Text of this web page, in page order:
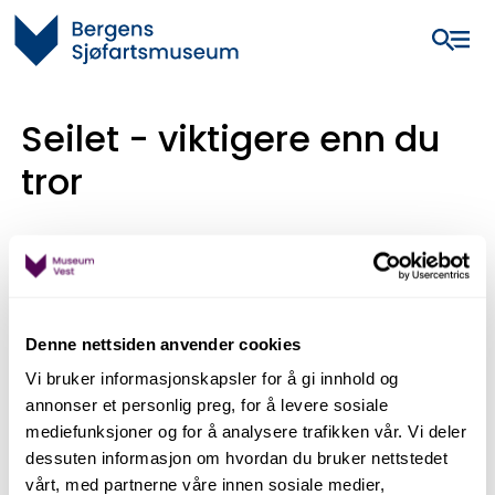
Denne nettsiden anvender cookies
Vi bruker informasjonskapsler for å gi innhold og
annonser et personlig preg, for å levere sosiale
mediefunksjoner og for å analysere trafikken vår. Vi deler
dessuten informasjon om hvordan du bruker nettstedet
vårt, med partnerne våre innen sosiale medier,
Seilet - viktigere enn du
tror
Det er vanskelig å forestille seg vikingtidens sjøreiser
uten de klinkbygde langskip med store og effektive
teknologisk utvikling som gjorde det mulig å bygge
bredere skip som Oseberg og Gokstadskipet.
Et langskip trengte et seil på omkring120m 2og et
handelsskip vel45m . Osebergskipet sitt seil var på
omtrent80m2 og Gokstadskipet130m2. Til de største